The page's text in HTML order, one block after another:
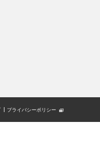
プライバシーポリシー